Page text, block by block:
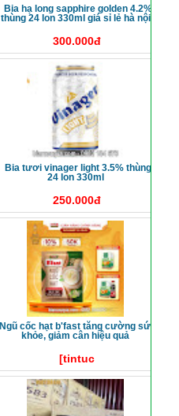
bia hạ long sapphire golden 4.2%
thùng 24 lon 330ml giá sỉ lẻ hà nội
300.000đ
bia tươi vinager light 3.5% thùng
24 lon 330ml
250.000đ
ngũ cốc hạt b'fast tăng cường sức
khỏe, giảm cân hiệu quả
[tintuc